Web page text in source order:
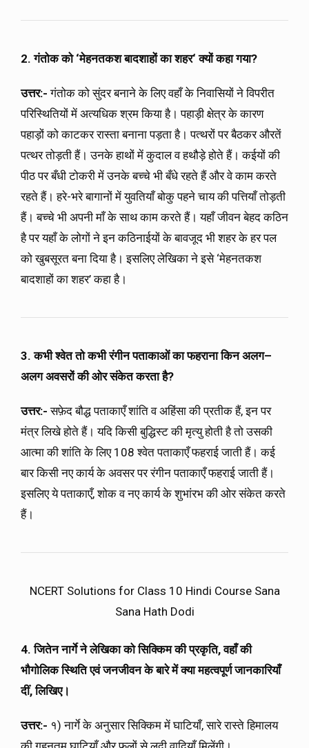
2. गंतोक को ‘मेहनतकश बादशाहों का शहर‘क्यों कहा गया?
उत्तर:-गंतोक को सुंदर बनाने के लिए वहाँ के निवासियों ने विपरीत
परिस्थितियों में अत्यधिक श्रम किया है। पहाड़ी क्षेत्र के कारण
पहाड़ों को काटकर रास्ता बनाना पड़ता है। पत्थरों पर बैठकर औरतें
पत्थर तोड़ती हैं। उनके हाथों में कुदाल व हथौड़े होते हैं। कईयों की
पीठ पर बँधी टोकरी में उनके बच्चे भी बँधे रहते हैं और वे काम करते
रहते हैं। हरे-भरे बागानों में युवतियाँ बोकु पहने चाय की पत्तियाँ तोड़ती
हैं। बच्चे भी अपनी माँ के साथ काम करते हैं। यहाँ जीवन बेहद कठिन
है पर यहाँ के लोगों ने इन कठिनाईयों के बावजूद भी शहर के हर पल
को खुबसूरत बना दिया है। इसलिए लेखिका ने इसे ‘मेहनतकश
बादशाहों का शहर’ कहा है।
3. कभी श्वेत तो कभी रंगीन पताकाओं का फहराना किन अलग–
अलग अवसरों की ओर संकेत करता है?
उत्तर:-सफ़ेद बौद्ध पताकाएँ शांति व अहिंसा की प्रतीक हैं, इन पर
मंत्र लिखे होते हैं। यदि किसी बुद्धिस्ट की मृत्यु होती है तो उसकी
आत्मा की शांति के लिए 108 श्वेत पताकाएँ फहराई जाती हैं। कई
बार किसी नए कार्य के अवसर पर रंगीन पताकाएँ फहराई जाती हैं।
इसलिए ये पताकाएँ, शोक व नए कार्य के शुभांरभ की ओर संकेत करते
हैं।
NCERT Solutions for Class 10 Hindi Course Sana
Sana Hath Dodi
4. जितेन नार्गे ने लेखिका को सिक्किम की प्रकृति,वहाँ की
भौगोलिक स्थिति एवं जनजीवन के बारे में क्या महत्वपूर्ण जानकारियाँ
दीं, लिखिए।
उत्तर:- १) नार्गे के अनुसार सिक्किम में घाटियाँ, सारे रास्ते हिमालय